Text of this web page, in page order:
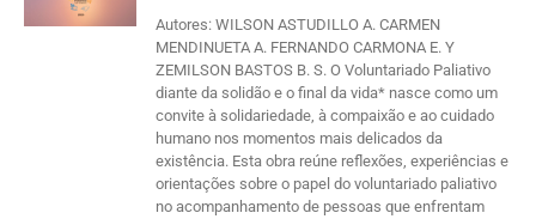
Autores: WILSON ASTUDILLO A. CARMEN
MENDINUETA A. FERNANDO CARMONA E. Y
ZEMILSON BASTOS B. S. O Voluntariado Paliativo
diante da solidão e o final da vida* nasce como um
convite à solidariedade, à compaixão e ao cuidado
humano nos momentos mais delicados da
existência. Esta obra reúne reflexões, experiências e
orientações sobre o papel do voluntariado paliativo
no acompanhamento de pessoas que enfrentam